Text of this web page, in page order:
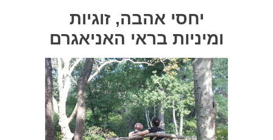
יחסי אהבה, זוגיות
ומיניות בראי האניאגרם